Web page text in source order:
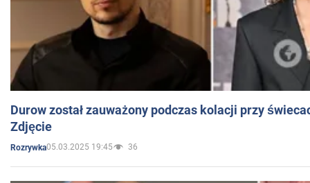
Durow został zauważony podczas kolacji przy
Zdjęcie
Rozrywka05.03.2025 19:45 36